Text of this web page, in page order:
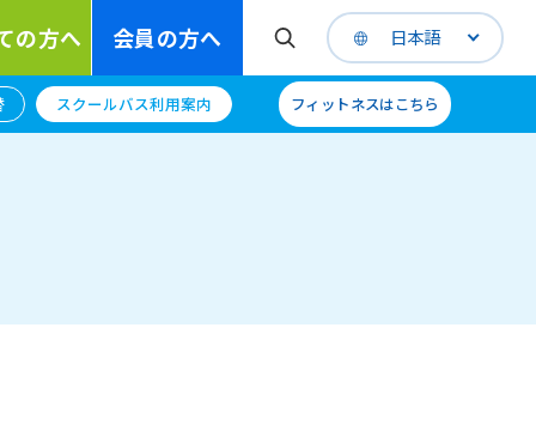
の方へ 会員の方へ 日本語
スクールバス利用案内 フィットネスはこちら